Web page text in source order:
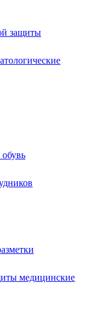
защиты
медицинские